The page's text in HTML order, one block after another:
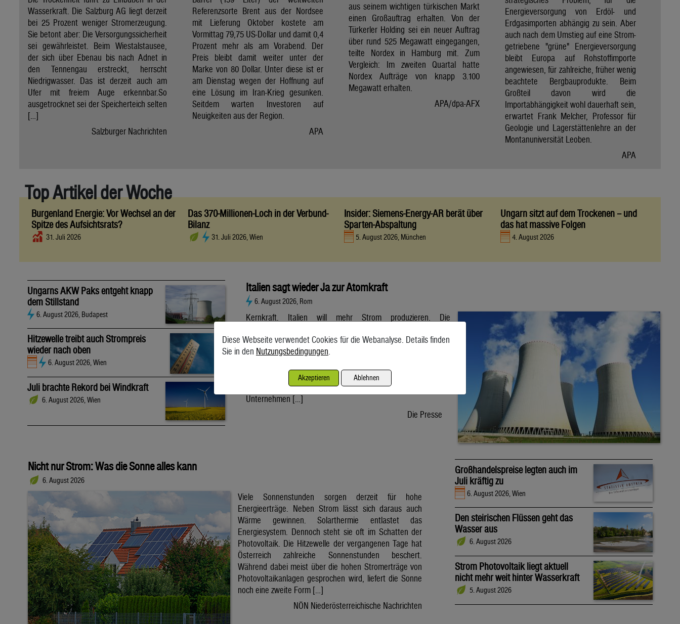
Wasserkraft. Die Salzburg AG liegt derzeit
bei 25 Prozent weniger Stromerzeugung.
Sie betont aber: Die Versorgungssicherheit
sei gewährleistet. Beim Wiestalstausee,
der sich über Ebenau bis nach Adnet in
den Tennengau erstreckt, herrscht
Niedrigwasser. Das ist derzeit auch am
Ufer mit freiem Auge erkennbar.So
ausgetrocknet sei der Speicherteich selten
[…]
Salzburger Nachrichten
Referenzsorte Brent aus der Nordsee
mit Lieferung Oktober kostete am
Vormittag 79,75 US-Dollar und damit 0,4
Prozent mehr als am Vorabend. Der
Preis bleibt damit weiter unter der
Marke von 80 Dollar. Unter diese ist er
am Dienstag wegen der Hoffnung auf
eine Lösung im Iran-Krieg gesunken.
Seitdem warten Investoren auf
Neuigkeiten aus der Region.
APA
aus seinem wichtigen türkischen Markt
einen Großauftrag erhalten. Von der
Türkerler Holding sei ein neuer Auftrag
über rund 525 Megawatt eingegangen,
teilte Nordex in Hamburg mit. Zum
Vergleich: Im zweiten Quartal hatte
Nordex Aufträge von knapp 3.100
Megawatt erhalten.
APA/dpa-AFX
Energieversorgung von Erdöl- und
Erdgasimporten abhängig zu sein. Aber
auch nach dem Umstieg auf eine Strom-
getriebene "grüne" Energieversorgung
bleibt Europa auf Rohstoffimporte
angewiesen, für zahlreiche, früher wenig
beachtete Bergbauprodukte. Beim
Großteil davon wird die
Importabhängigkeit wohl dauerhaft sein,
erwartet Frank Melcher, Professor für
Geologie und Lagerstättenlehre an der
Montanuniversität Leoben.
APA
Top Artikel der Woche
Burgenland Energie: Vor Wechsel an der
Spitze des Aufsichtsrats?
31. Juli 2026
Das 370-Millionen-Loch in der Verbund-
Bilanz
31. Juli 2026, Wien
Insider: Siemens-Energy-AR berät über
Sparten-Abspaltung
5. August 2026, München
Ungarn sitzt auf dem Trockenen – und
das hat massive Folgen
4. August 2026
Ungarns AKW Paks entgeht knapp
dem Stillstand
6. August 2026, Budapest
Hitzewelle treibt auch Strompreis
wieder nach oben
6. August 2026, Wien
Juli brachte Rekord bei Windkraft
6. August 2026, Wien
Italien sagt wieder Ja zur Atomkraft
6. August 2026, Rom
Kernkraft. Italien will mehr Strom produzieren. Die
Unsicherheiten. Italien will zurück zur Atomkraft. Der Senat
wird voraussichtlich nach der Sommerpause einem Gesetz
Dekret verabschieden. Der Weg bis zur Inbetriebnahme eines
ersten Reaktors wäre dann noch lang. Doch viele
Unternehmen […]
Die Presse
Nicht nur Strom: Was die Sonne alles kann
6. August 2026
Viele Sonnenstunden sorgen derzeit für hohe
Energieerträge. Neben Strom lässt sich daraus auch
Wärme gewinnen. Solarthermie entlastet das
Energiesystem. Dennoch steht sie oft im Schatten der
Photovoltaik. Die Hitzewelle der vergangenen Tage hat
Österreich zahlreiche Sonnenstunden beschert.
Während dabei meist über die hohen Stromerträge von
Photovoltaikanlagen gesprochen wird, liefert die Sonne
noch eine zweite Form […]
NÖN Niederösterreichische Nachrichten
Großhandelspreise legten auch im
Juli kräftig zu
6. August 2026, Wien
Den steirischen Flüssen geht das
Wasser aus
6. August 2026
Strom Photovoltaik liegt aktuell
nicht mehr weit hinter Wasserkraft
5. August 2026
Diese Webseite verwendet Cookies für die Webanalyse. Details finden
Sie in den Nutzungsbedingungen.
Akzeptieren Ablehnen